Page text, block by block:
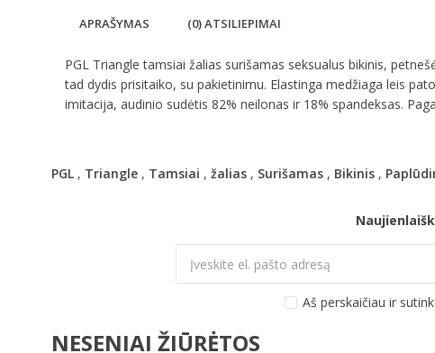
APRAŠYMAS (0) ATSILIEPIMAI
PGL Triangle tamsiai žalias surišamas seksualus bikinis,
tad dydis prisitaiko, su pakietinimu. Elastinga medžiaga leis
imitacija, audinio sudėtis 82% neilonas ir 18% spandeksas.
PGL, Triangle, Tamsiai , žalias, Surišamas, Bikinis,
Aš perskaičiau ir
NESENIAI ŽIŪRĖTOS